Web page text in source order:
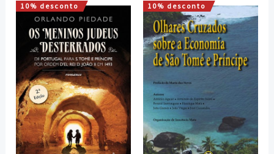
10% desconto
O
preço
original
era:
15,00 €.
O
preço
atual
é:
13,50 €.
10% desconto
O
preço
original
era:
7,00 €.
O
preço
atual
é:
6,30 €.